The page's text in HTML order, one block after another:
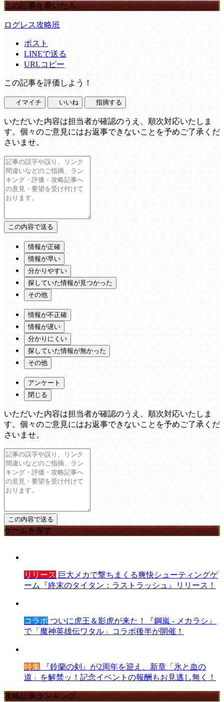
この記事を書いた人
ログレス攻略班
ポスト
LINEで送る
URLコピー
この記事を評価しよう！
イマイチ いいね 指摘する
いただいた内容は担当者が確認のうえ、順次対応いたしま
す。個々のご意見にはお返事できないことを予めご了承くだ
さいませ。
情報が正確
情報が早い
分かりやすい
探していた情報が見つかった
その他
情報が不正確
情報が遅い
分かりにくい
探していた情報が無かった
その他
アンケート
閉じる
いただいた内容は担当者が確認のうえ、順次対応いたしま
す。個々のご意見にはお返事できないことを予めご了承くだ
さいませ。
ゲームを探す
リリース 巨大メカで撃ちまくる爽快シューティングゲ
ーム『終末のタイタン：ラストラッシュ』リリース！
コラボ ついに虎王＆影虎が来た！『鋼嵐 - メカラシ』
で「魔神英雄伝ワタル」コラボ後半が開催！
特集 『鈴蘭の剣』が2周年を迎え、新章「氷と血の
道」を解禁ッ！記念イベントの報酬もお見逃し無く！
攻略記事ランキング